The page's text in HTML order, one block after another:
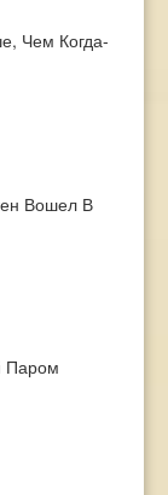
Чем Когда-
Вошел В
Паром